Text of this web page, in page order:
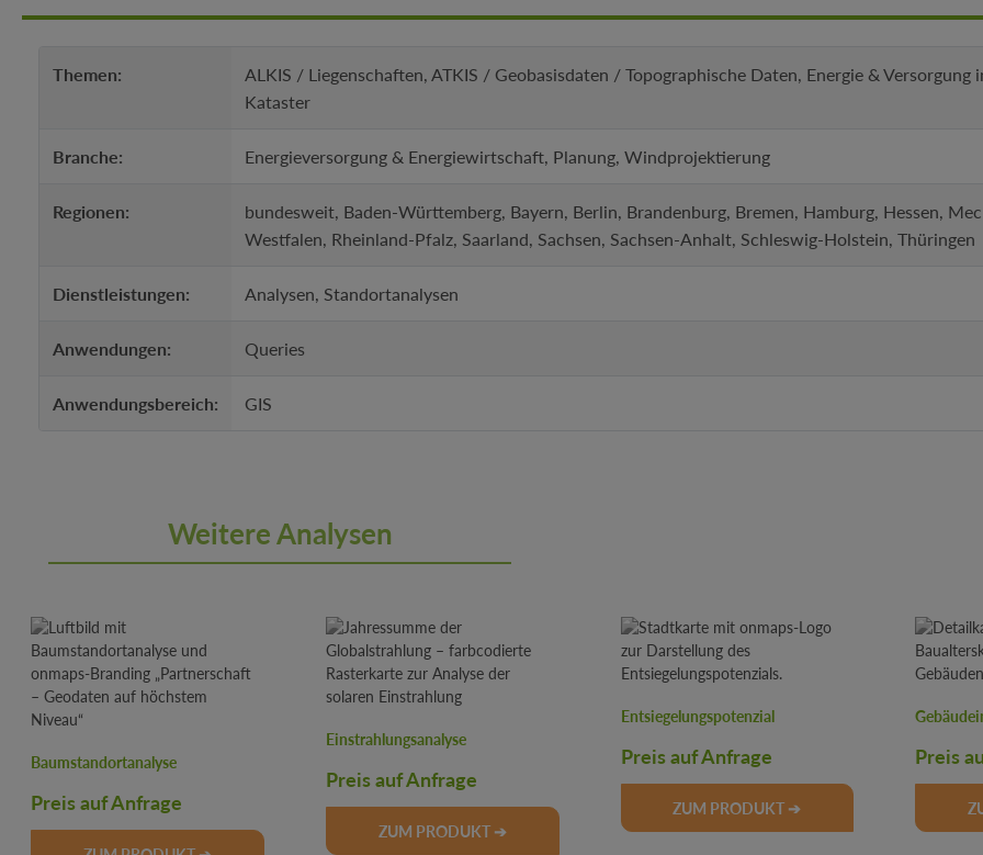
Themen:
ALKIS / Liegenschaften, ATKIS / Geobasisdaten / Topographische Daten, Energie &
Kataster
Branche: Energieversorgung & Energiewirtschaft, Planung, Windprojektierung
Regionen:
bundesweit, Baden-Württemberg, Bayern, Berlin, Brandenburg, Bremen, Hamburg, Hessen,
Westfalen, Rheinland-Pfalz, Saarland, Sachsen, Sachsen-Anhalt, Schleswig-Holstein, Thüringen
Dienstleistungen: Analysen, Standortanalysen
Anwendungen: Queries
Anwendungsbereich: GIS
Weitere Analysen
Produktgalerie überspringen
Baumstandortanalyse
Preis auf Anfrage
Einstrahlungsanalyse
Preis auf Anfrage
ZUM PRODUKT ➔
Entsiegelungspotenzial
Preis auf Anfrage
ZUM PRODUKT ➔
Preis